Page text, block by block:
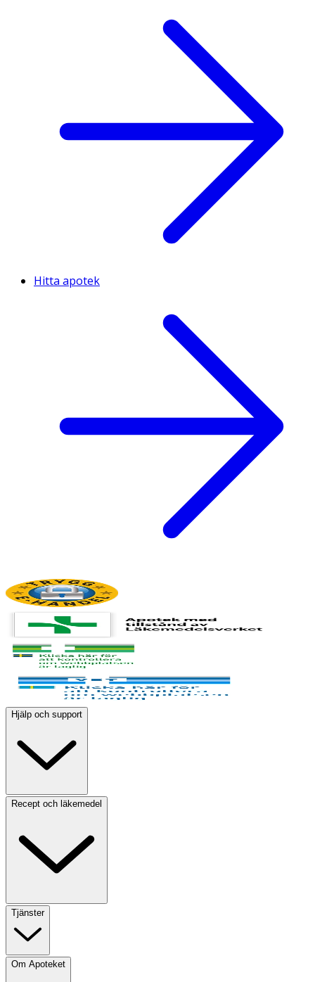
Hitta apotek
Hjälp och support
Recept och läkemedel
Tjänster
Om Apoteket